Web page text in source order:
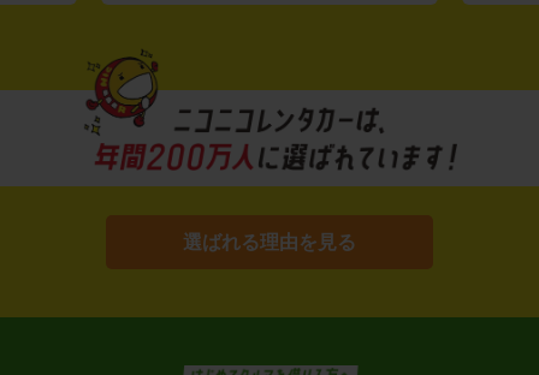
選ばれる理由を見る